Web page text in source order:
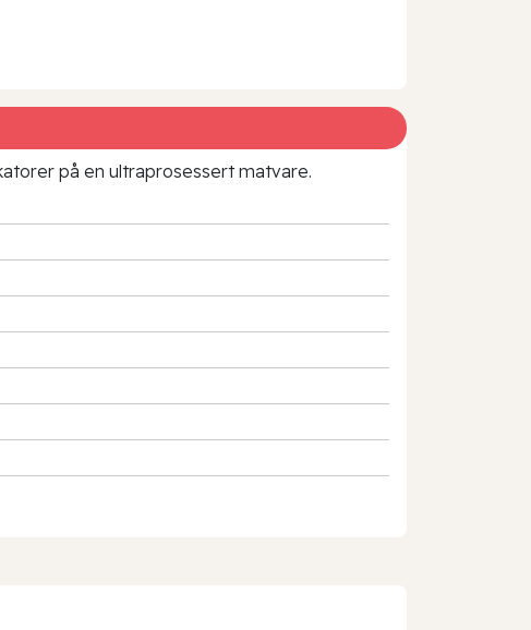
på en ultraprosessert matvare.